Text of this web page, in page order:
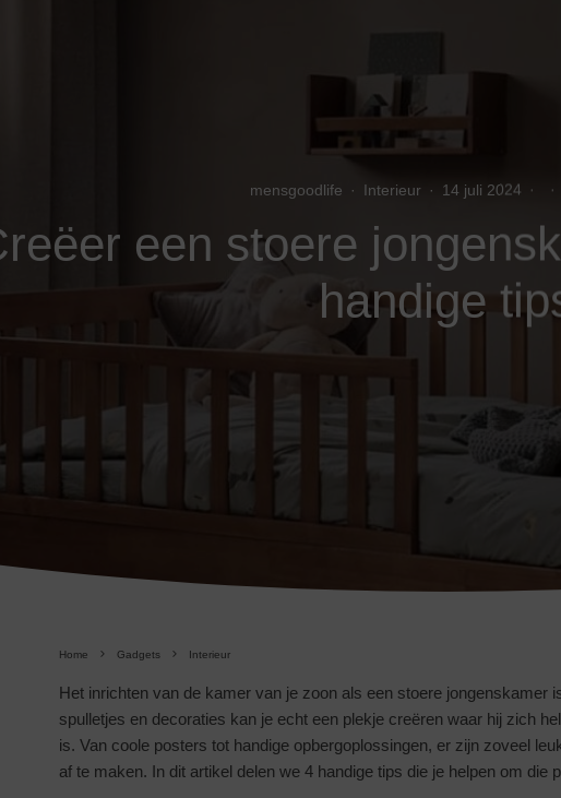
mensgoodlife · Interieur · 14 juli 2024 · ·
een stoere
handige
Home Gadgets Interieur
Het inrichten van de kamer van je zoon als een stoere jongenskamer
spulletjes en decoraties kan je echt een plekje creëren waar hij zich
is. Van coole posters tot handige opbergoplossingen, er zijn zoveel
af te maken. In dit artikel delen we 4 handige tips die je helpen om die